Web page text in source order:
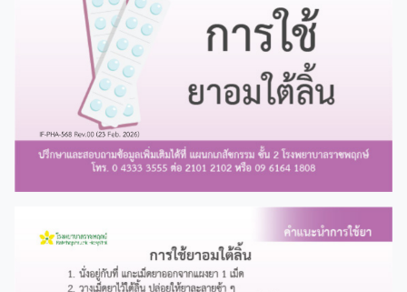
ฮอทไลน์
043-333555